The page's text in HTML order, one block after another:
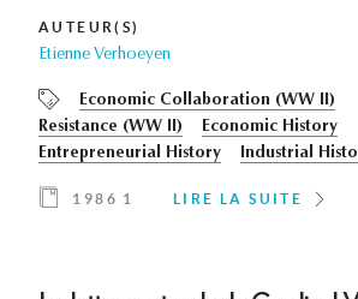
AUTEUR(S)
Etienne Verhoeyen
Economic Collaboration (WW II)
Resistance (WW II)
Economic History
Entrepreneurial History
Industrial
1986 1 LIRE LA SUITE